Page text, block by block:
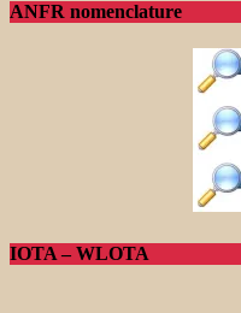
ANFR nomenclature
IOTA – WLOTA